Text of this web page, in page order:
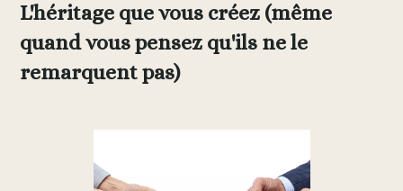
L'héritage que vous créez (même
quand vous pensez qu'ils ne le
remarquent pas)